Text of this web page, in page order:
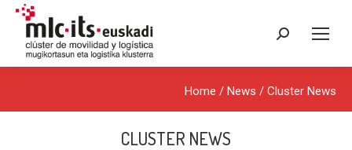
Search:
Home / News / Cluster News
CLUSTER NEWS